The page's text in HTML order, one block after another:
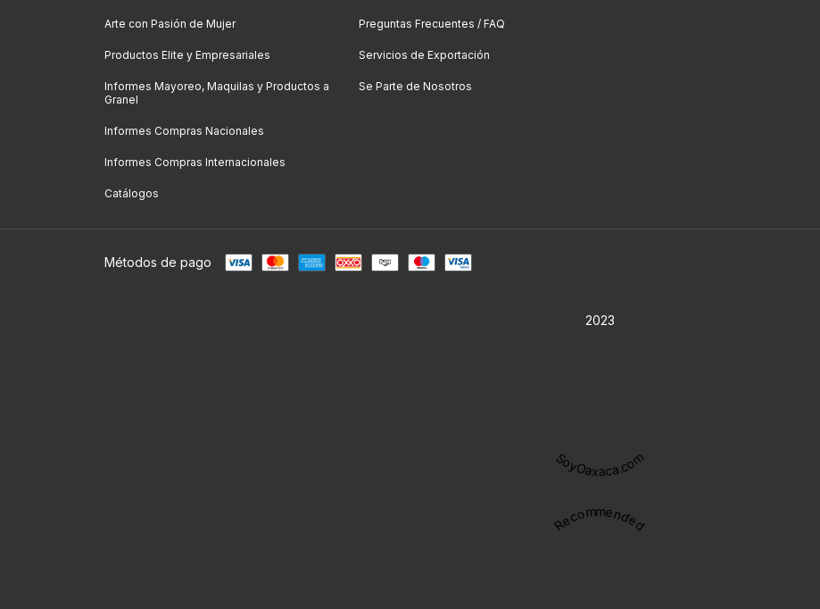
Arte con Pasión de Mujer
Productos Elite y Empresariales
Informes Mayoreo, Maquilas y Productos a
Granel
Informes Compras Nacionales
Informes Compras Internacionales
Catálogos
Preguntas Frecuentes / FAQ
Servicios de Exportación
Se Parte de Nosotros
Métodos de pago
2023
SoyOaxaca.com
Recommended